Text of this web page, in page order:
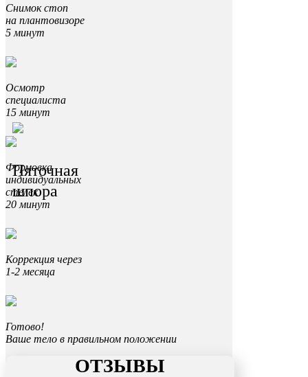
Пяточная
шпора
Снимок стоп
на плантовизоре
5 минут
Осмотр
специалиста
15 минут
Формовка
индивидуальных
стелек
20 минут
Коррекция через
1-2 месяца
Готово!
Ваше тело в правильном положении
ОТЗЫВЫ